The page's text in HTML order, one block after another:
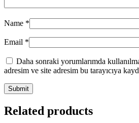
Name *
Email *
Daha sonraki yorumlarımda
adresim ve site adresim bu tarayıcıya
Related products